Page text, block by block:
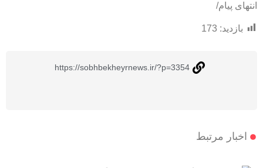
173
https://sobhbekheyrnews.ir/?p=3354
مرتبط